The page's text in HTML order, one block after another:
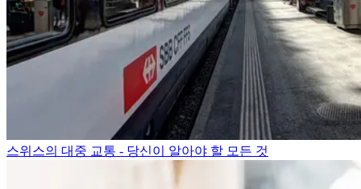
스위스의 대중 교통 - 당신이 알아야 할 모든 것